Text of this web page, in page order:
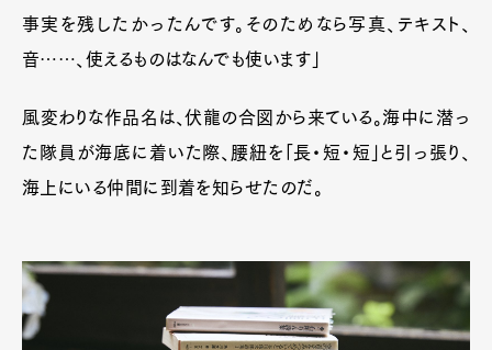
Pen Membership
Magazine
Official Columnist
About
Contact
Pen Meet
Pen international Pen tw
事実を残したかったんです。そのためなら写真、テキスト、
音……、使えるものはなんでも使います」
風変わりな作品名は、伏龍の合図から来ている。海中に潜っ
た隊員が海底に着いた際、腰紐を「長・短・短」と引っ張り、
海上にいる仲間に到着を知らせたのだ。